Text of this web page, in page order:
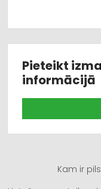
Pieteikt
informācijā
Kam ir